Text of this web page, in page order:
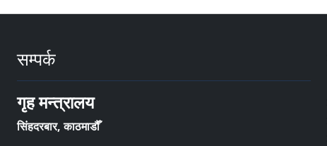
सम्पर्क
गृह मन्त्रालय
सिंहदरबार, काठमाडौँ